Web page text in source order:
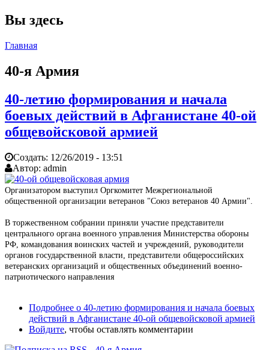
Вы здесь
Главная
40-я Армия
40-летию формирования и начала
боевых действий в Афганистане 40-ой
общевойсковой армией
Создать: 12/26/2019 - 13:51
Автор: admin
Организатором выступил Оргкомитет Межрегиональной
общественной организации ветеранов "Союз ветеранов 40 Армии".
В торжественном собрании приняли участие представители
центрального органа военного управления Министерства обороны
РФ, командования воинских частей и учреждений, руководители
органов государственной власти, представители общероссийских
ветеранских организаций и общественных объединений военно-
патриотического направления
Подробнее о 40-летию формирования и начала боевых
действий в Афганистане 40-ой общевойсковой армией
Войдите, чтобы оставлять комментарии